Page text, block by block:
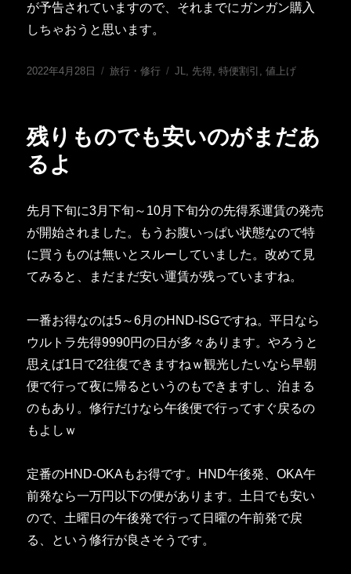
が予告されていますので、それまでにガンガン購入
しちゃおうと思います。
投
2022年4月28日
カ
ー
旅行・修行
タ
JL, 先得,特便割引 ,値上げ
残りものでも安いのがまだあ
るよ
先月下旬に3月下旬～10月下旬分の先得系運賃の発売
が開始されました。もうお腹いっぱい状態なので特
に買うものは無いとスルーしていました。改めて見
てみると、まだまだ安い運賃が残っていますね。
一番お得なのは5～6月のHND-ISGですね。平日なら
ウルトラ先得9990円の日が多々あります。やろうと
思えば1日で2往復できますねｗ観光したいなら早朝
便で行って夜に帰るというのもできますし、泊まる
のもあり。修行だけなら午後便で行ってすぐ戻るの
もよしｗ
定番のHND-OKAもお得です。HND午後発、OKA午
前発なら一万円以下の便があります。土日でも安い
ので、土曜日の午後発で行って日曜の午前発で戻
る、という修行が良さそうです。